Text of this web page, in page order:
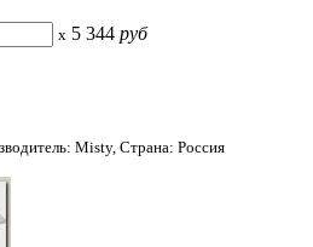
x 5 344 руб
Misty, Страна: Россия